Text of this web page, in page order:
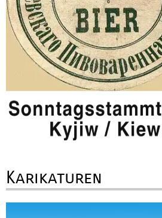
Karikaturen